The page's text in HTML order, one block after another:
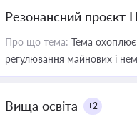
Резонансний проєкт
Про що тема: Тема охоплює
регулювання майнових і
Вища освіта +2